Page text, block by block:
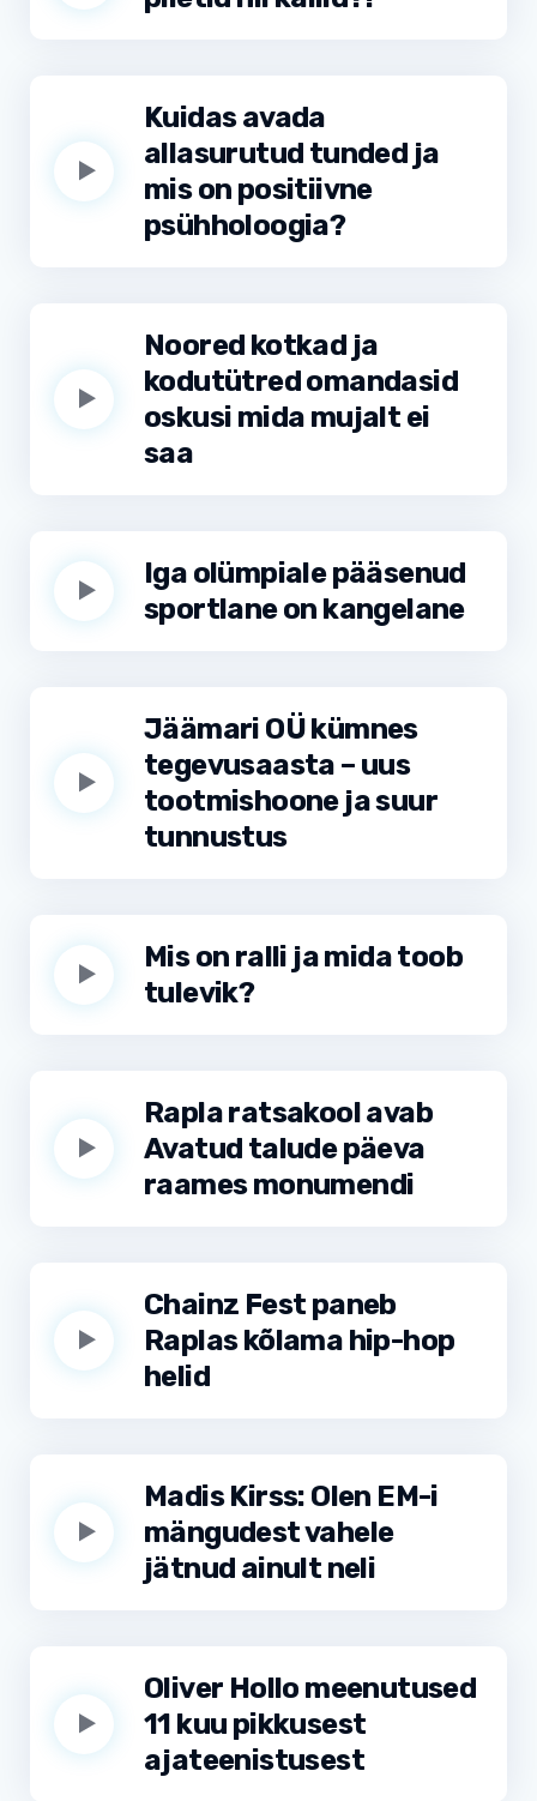
Kuidas avada
allasurutud tunded ja
mis on positiivne
psühholoogia?
Noored kotkad ja
kodutütred omandasid
oskusi mida mujalt ei
saa
Iga olümpiale pääsenud
sportlane on kangelane
Jäämari OÜ kümnes
tegevusaasta – uus
tootmishoone ja suur
tunnustus
Mis on ralli ja mida toob
tulevik?
Rapla ratsakool avab
Avatud talude päeva
raames monumendi
Chainz Fest paneb
Raplas kõlama hip-hop
helid
Madis Kirss: Olen EM-i
mängudest vahele
jätnud ainult neli
Oliver Hollo meenutused
11 kuu pikkusest
ajateenistusest